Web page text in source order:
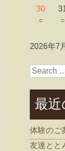
30
○ ○
2026年7
Search
最
体験のご
友達とと